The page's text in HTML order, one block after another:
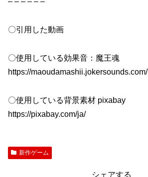
〇引用した動画
〇使用している効果音：魔王魂
https://maoudamashii.jokersounds.com/
〇使用している背景素材 pixabay
https://pixabay.com/ja/
新作ゲーム
シェアする